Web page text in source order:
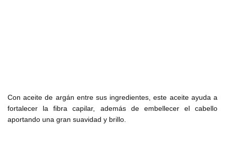
Con aceite de argán entre sus ingredientes, este aceite ayuda a
fortalecer la fibra capilar, además de embellecer el cabello
aportando una gran suavidad y brillo.